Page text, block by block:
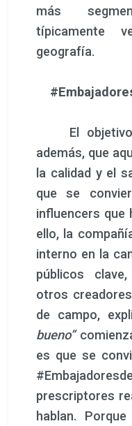
más
típicamente
geografía.
El objetivo
además, que
la calidad y el
que se
influencers que
ello, la
interno en la
públicos
otros
de campo,
bueno”
es que se
prescriptores
hablan.